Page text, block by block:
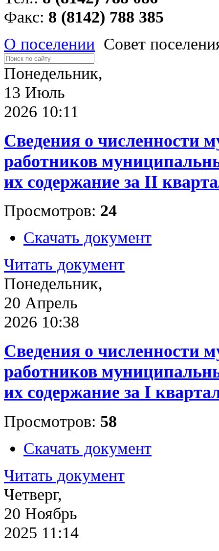
Факс: 8 (8142) 788 385
О поселении Совет
Понедельник,
13 Июль
2026 10:11
Сведения о численности
работников
их содержание за II
Просмотров: 24
Скачать документ
Читать документ
Понедельник,
20 Апрель
2026 10:38
Сведения о численности
работников
их содержание за I
Просмотров: 58
Скачать документ
Читать документ
Четверг,
20 Ноябрь
2025 11:14